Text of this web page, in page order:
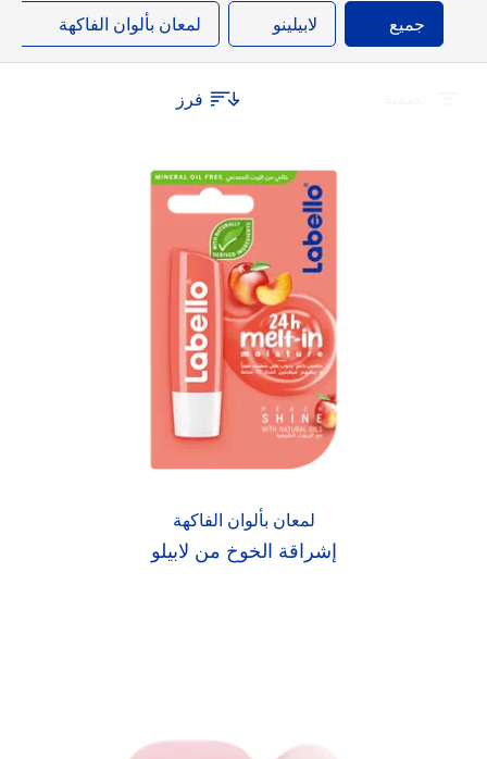
جميع لابيلينو لمعان بألوان الفاكهة
فرز
لمعان بألوان الفاكهة
إشراقة الخوخ من لابيلو